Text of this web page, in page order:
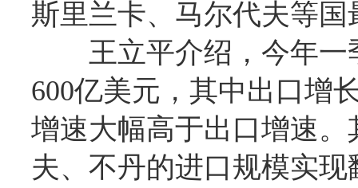
斯里兰卡、马尔代夫等
王立平介绍，今年
600亿美元，其中出口增
增速大幅高于出口增速
夫、不丹的进口规模实现